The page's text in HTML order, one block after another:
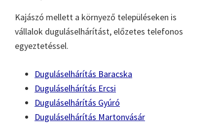
Kajászó mellett a környező településeken is
vállalok duguláselhárítást, előzetes telefonos
egyeztetéssel.
Duguláselhárítás Baracska
Duguláselhárítás Ercsi
Duguláselhárítás Gyúró
Duguláselhárítás Martonvásár